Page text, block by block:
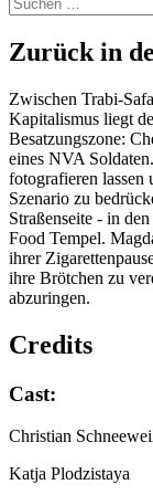
nach:
Zurück in
Zwischen Trabi-
Kapitalismus liegt
Besatzungszone:
eines NVA
fotografieren lassen
Szenario zu
Straßenseite - in
Food Tempel.
ihrer
ihre Brötchen zu
abzuringen.
Credits
Cast:
Christian
Katja Plodzistaya